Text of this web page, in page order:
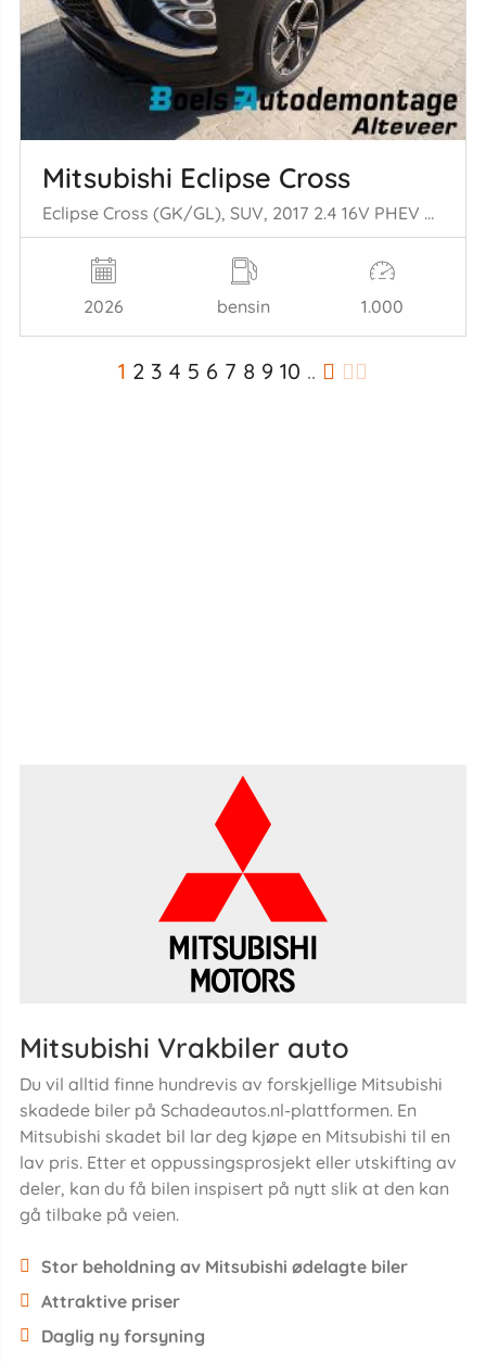
Mitsubishi Eclipse Cross
Eclipse Cross (GK/GL), SUV, 2017 2.4 16V PHEV 4x4
2026 bensin 1.000
1 2 3 4 5 6 7 8 9 10 ..
Mitsubishi Vrakbiler auto
Du vil alltid finne hundrevis av forskjellige Mitsubishi
skadede biler på Schadeautos.nl-plattformen. En
Mitsubishi skadet bil lar deg kjøpe en Mitsubishi til en
lav pris. Etter et oppussingsprosjekt eller utskifting av
deler, kan du få bilen inspisert på nytt slik at den kan
gå tilbake på veien.
Stor beholdning av Mitsubishi ødelagte biler
Attraktive priser
Daglig ny forsyning